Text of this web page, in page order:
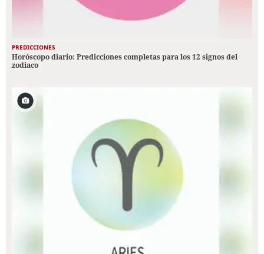
PREDICCIONES
Horóscopo diario: Predicciones completas para los 12 signos del
zodiaco